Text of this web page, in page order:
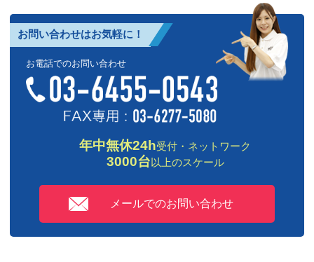
お問い合わせはお気軽に！
お電話でのお問い合わせ
年中無休24h受付・ネットワーク
3000台以上のスケール
メールでのお問い合わせ